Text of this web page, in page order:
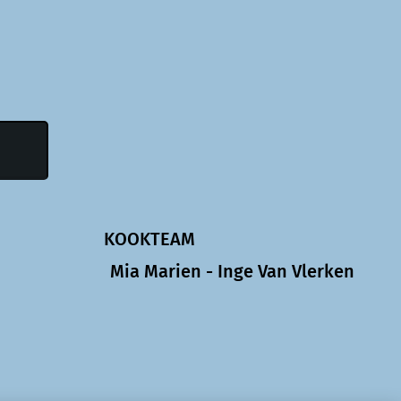
KOOKTEAM
Mia Marien - Inge Van Vlerken